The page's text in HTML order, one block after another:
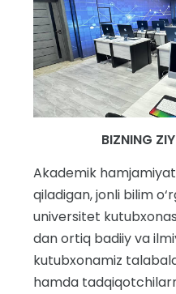
BIZNING
Akademik
qiladigan, jonli bilim
universitet
dan ortiq badiiy va
kutubxonamiz
hamda